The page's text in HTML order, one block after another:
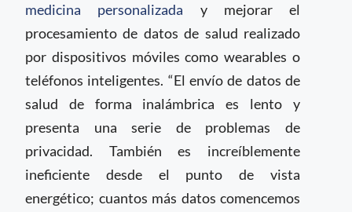
medicina personalizada y mejorar el
procesamiento de datos de salud realizado
por dispositivos móviles como wearables o
teléfonos inteligentes. “El envío de datos de
salud de forma inalámbrica es lento y
presenta una serie de problemas de
privacidad. También es increíblemente
ineficiente desde el punto de vista
energético; cuantos más datos comencemos